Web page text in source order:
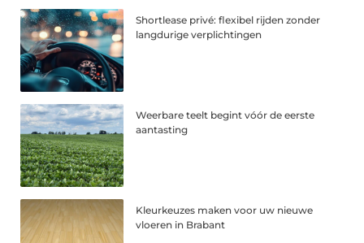
Shortlease privé: flexibel rijden zonder
langdurige verplichtingen
Weerbare teelt begint vóór de eerste
aantasting
Kleurkeuzes maken voor uw nieuwe
vloeren in Brabant